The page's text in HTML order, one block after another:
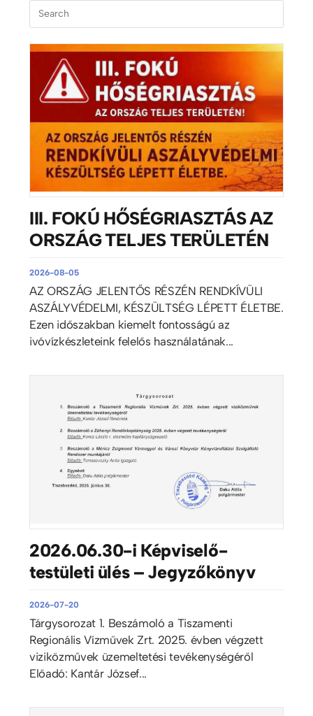
III. FOKÚ HŐSÉGRIASZTÁS AZ
ORSZÁG TELJES TERÜLETÉN
2026-08-05
AZ ORSZÁG JELENTŐS RÉSZÉN RENDKÍVÜLI
ASZÁLYVÉDELMI, KÉSZÜLTSÉG LÉPETT ÉLETBE.
Ezen időszakban kiemelt fontosságú az
ivóvízkészleteink felelős használatának...
2026.06.30-i Képviselő-
testületi ülés – Jegyzőkönyv
2026-07-20
Tárgysorozat 1. Beszámoló a Tiszamenti
Regionális Vízművek Zrt. 2025. évben végzett
viziközművek üzemeltetési tevékenységéről
Előadó: Kantár József...